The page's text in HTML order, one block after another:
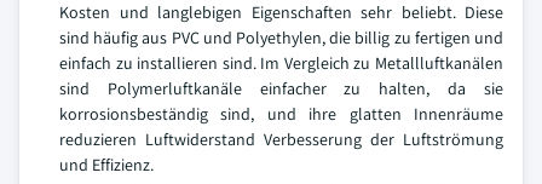
Kosten und langlebigen Eigenschaften sehr beliebt. Diese
sind häufig aus PVC und Polyethylen, die billig zu fertigen und
einfach zu installieren sind. Im Vergleich zu Metallluftkanälen
sind Polymerluftkanäle einfacher zu halten, da sie
korrosionsbeständig sind, und ihre glatten Innenräume
reduzieren Luftwiderstand Verbesserung der Luftströmung
und Effizienz.